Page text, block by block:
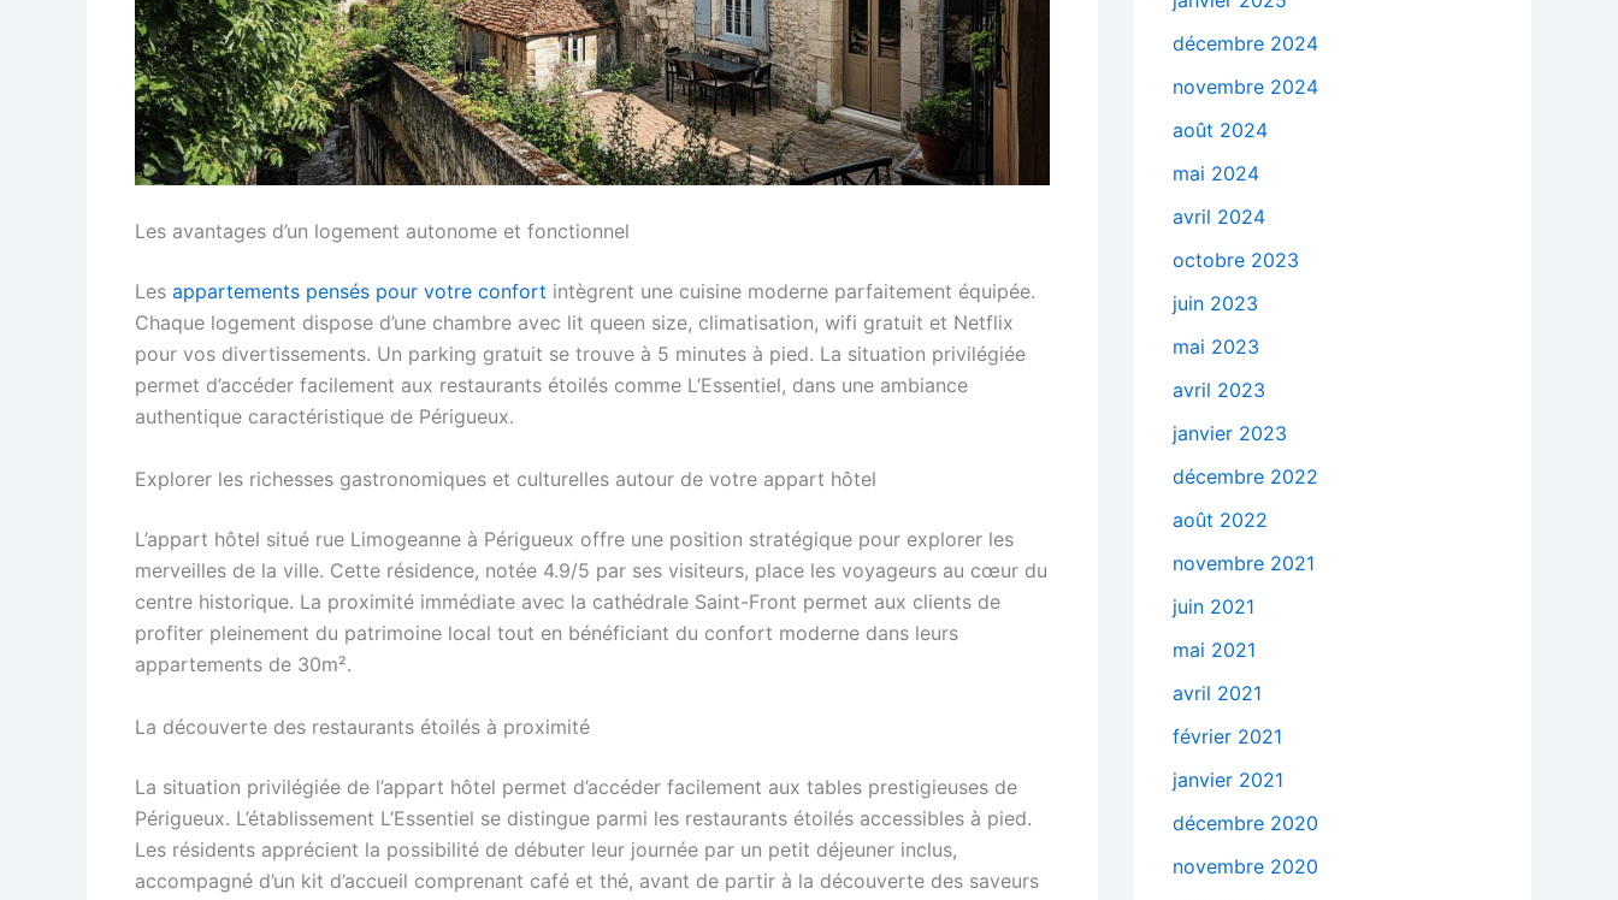
Les avantages d’un logement autonome et fonctionnel
Les appartements pensés pour votre confort intègrent une cuisine moderne parfaitement équipée.
Chaque logement dispose d’une chambre avec lit queen size, climatisation, wifi gratuit et Netflix
pour vos divertissements. Un parking gratuit se trouve à 5 minutes à pied. La situation privilégiée
permet d’accéder facilement aux restaurants étoilés comme L’Essentiel, dans une ambiance
authentique caractéristique de Périgueux.
Explorer les richesses gastronomiques et culturelles autour de votre appart hôtel
L’appart hôtel situé rue Limogeanne à Périgueux offre une position stratégique pour explorer les
merveilles de la ville. Cette résidence, notée 4.9/5 par ses visiteurs, place les voyageurs au cœur du
centre historique. La proximité immédiate avec la cathédrale Saint-Front permet aux clients de
profiter pleinement du patrimoine local tout en bénéficiant du confort moderne dans leurs
appartements de 30m².
La découverte des restaurants étoilés à proximité
La situation privilégiée de l’appart hôtel permet d’accéder facilement aux tables prestigieuses de
Périgueux. L’établissement L’Essentiel se distingue parmi les restaurants étoilés accessibles à pied.
Les résidents apprécient la possibilité de débuter leur journée par un petit déjeuner inclus,
accompagné d’un kit d’accueil comprenant café et thé, avant de partir à la découverte des saveurs
décembre 2024
novembre 2024
août 2024
mai 2024
avril 2024
octobre 2023
juin 2023
mai 2023
avril 2023
janvier 2023
décembre 2022
août 2022
novembre 2021
juin 2021
mai 2021
avril 2021
février 2021
janvier 2021
décembre 2020
novembre 2020